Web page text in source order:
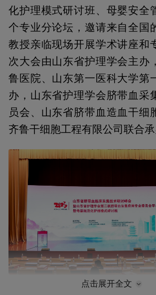
化护理模式研讨班、母婴安全
个专业分论坛，邀请来自全国
教授亲临现场开展学术讲座和
次大会由山东省护理学会主办
鲁医院、山东第一医科大学第
办，山东省护理学会脐带血采
员会、山东省脐带血造血干细
齐鲁干细胞工程有限公司联合承
点击展开全文